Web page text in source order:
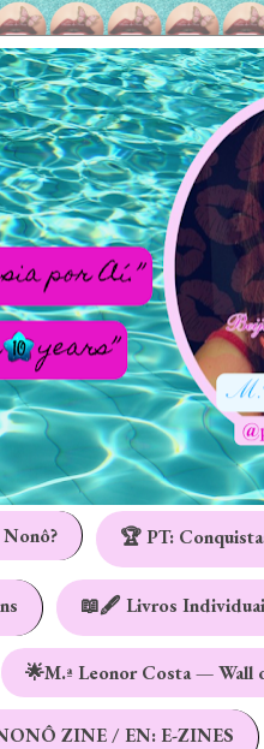
🏆 PT:
📖🖋️ Livros
🌟M.ª Leonor Costa — Wall
ZINE / EN: E-ZINES